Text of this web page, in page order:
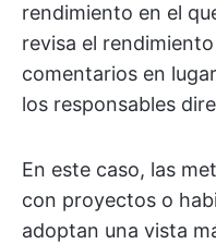
rendimiento en el
revisa el
comentarios en
los responsables
En este caso, las
con proyectos o
adoptan una vista